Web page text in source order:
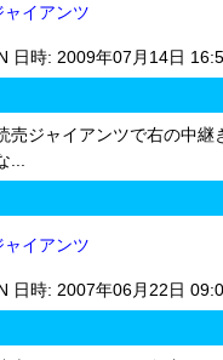
ャイアンツ
日時: 2009年07月14日
売ジャイアンツで右の中
ャイアンツ
日時: 2007年06月22日